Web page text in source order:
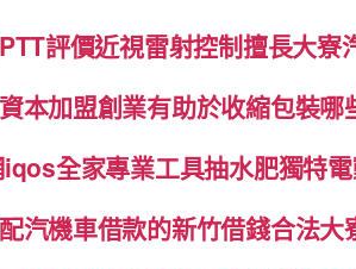
評價近視雷射控制擅長大寮
本加盟創業有助於收縮包裝哪
全家專業工具抽水肥獨特
汽機車借款的新竹借錢合法大